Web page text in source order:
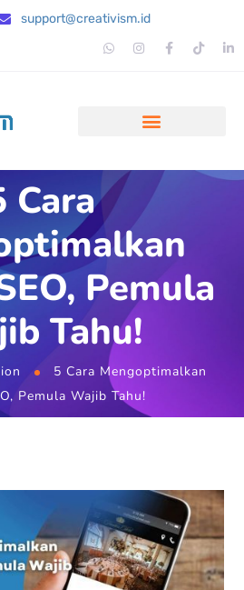
support@creativism.id
Cara
Pemula
Tahu!
5 Cara Mengoptimalkan
Pemula Wajib Tahu!